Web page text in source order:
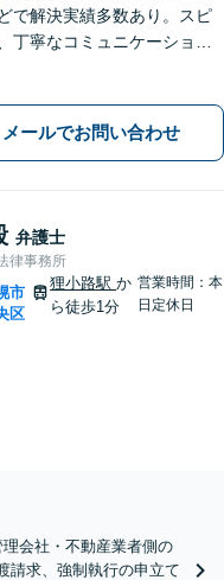
で解決実績多数あり。スピ
丁寧なコミュニケーション
祝日の相談可】
メールでお問い合わせ
弁護士
律事務所
市
区
狸小路駅か
ら徒歩1分
営業時間：本
日定休日
理会社・不動産業者側の
請求、強制執行の申立て